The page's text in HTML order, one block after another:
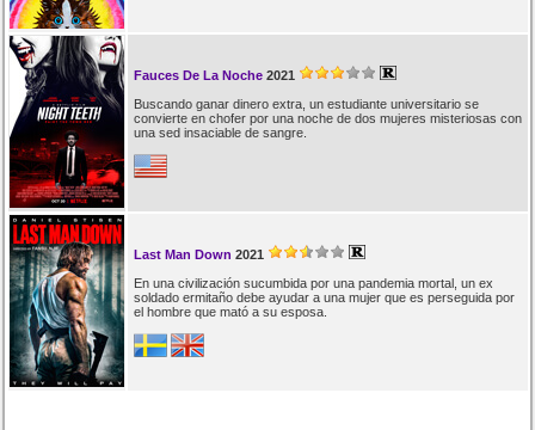
Fauces De La Noche 2021
Buscando ganar dinero extra, un estudiante universitario se
convierte en chofer por una noche de dos mujeres misteriosas con
una sed insaciable de sangre.
Last Man Down 2021
En una civilización sucumbida por una pandemia mortal, un ex
soldado ermitaño debe ayudar a una mujer que es perseguida por
el hombre que mató a su esposa.